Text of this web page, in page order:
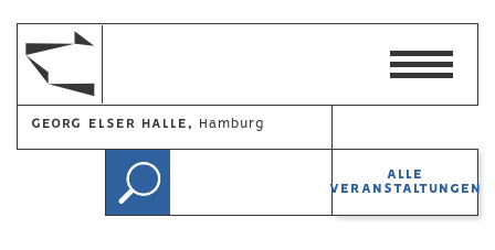
GEORG ELSER HALLE, Hamburg
ALLE
VERANSTALTUNGEN